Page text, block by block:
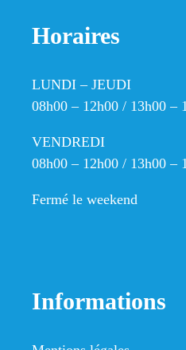
Horaires
LUNDI – JEUDI
08h00 – 12h00 / 13h00 –
VENDREDI
08h00 – 12h00 / 13h00 –
Fermé le weekend
Informations